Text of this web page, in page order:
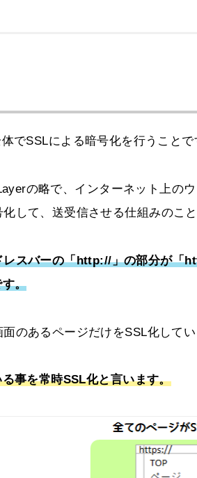
でSSLによる暗号化を行うことで
の略で、インターネット上の
して、送受信させる仕組みのこと
レスバーの「http://」の部分が「
。
のあるページだけをSSL化して
事を常時SSL化と言います。